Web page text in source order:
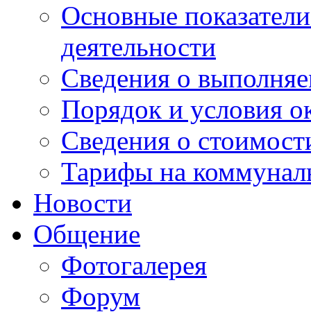
Основные
деятельности
Сведения о
Порядок и условия
Сведения о
Тарифы на
Новости
Общение
Фотогалерея
Форум